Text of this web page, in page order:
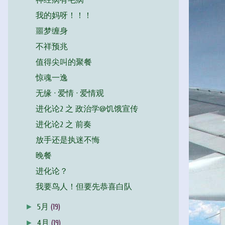
我的妈呀！！！
噩梦缠身
不祥预兆
值得尖叫的聚餐
惊魂一逸
无缘 · 爱情 · 爱情观
进化论2 之 政治学@饥饿宣传
进化论2 之 前奏
放手还是执迷不悔
晚餐
进化论？
我要鸟人！但要先恭喜白队
►5月(19)
►4月(19)